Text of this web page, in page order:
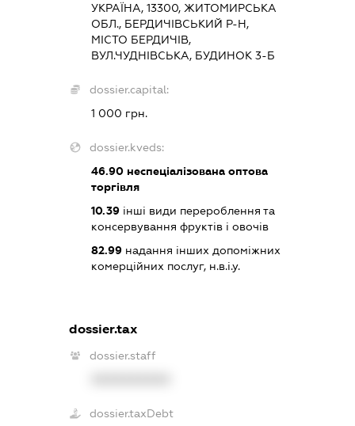
УКРАЇНА, 13300, ЖИТОМИРСЬКА
ОБЛ., БЕРДИЧІВСЬКИЙ Р-Н,
МІСТО БЕРДИЧІВ,
ВУЛ.ЧУДНІВСЬКА, БУДИНОК 3-Б
dossier.capital:
1 000 грн.
dossier.kveds:
46.90неспеціалізована оптова
торгівля
10.39інші види перероблення та
консервування фруктів і овочів
82.99надання інших допоміжних
комерційних послуг, н.в.і.у.
dossier.tax
dossier.staff
dossier.taxDebt